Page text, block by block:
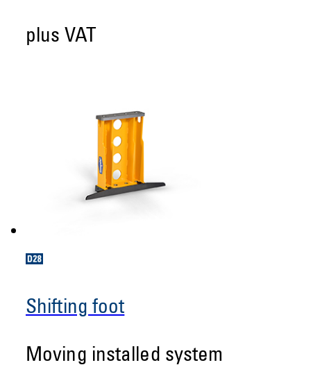
plus VAT
Shifting foot
Moving installed system